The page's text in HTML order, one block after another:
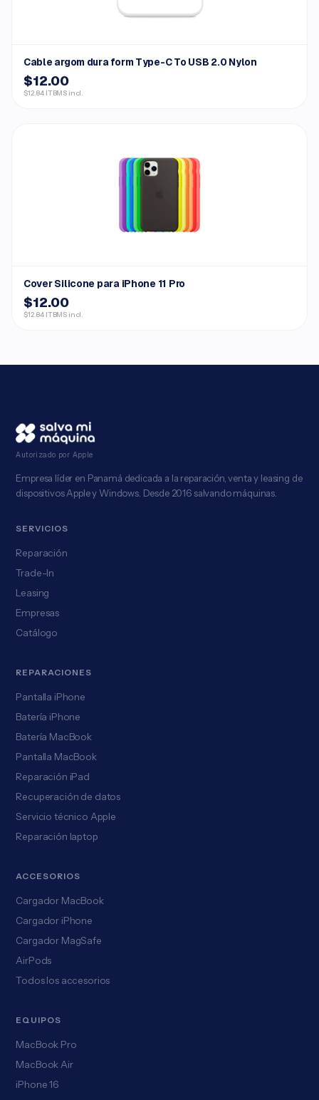
Cable argom dura form Type-C To USB 2.0 Nylon
$12.00
$12.84 ITBMS incl.
Cover Silicone para iPhone 11 Pro
$12.00
$12.84 ITBMS incl.
Autorizado por Apple
Empresa líder en Panamá dedicada a la reparación, venta y leasing de
dispositivos Apple y Windows. Desde 2016 salvando máquinas.
SERVICIOS
Reparación
Trade-In
Leasing
Empresas
Catálogo
REPARACIONES
Pantalla iPhone
Batería iPhone
Batería MacBook
Pantalla MacBook
Reparación iPad
Recuperación de datos
Servicio técnico Apple
Reparación laptop
ACCESORIOS
Cargador MacBook
Cargador iPhone
Cargador MagSafe
AirPods
Todos los accesorios
EQUIPOS
MacBook Pro
MacBook Air
iPhone 16